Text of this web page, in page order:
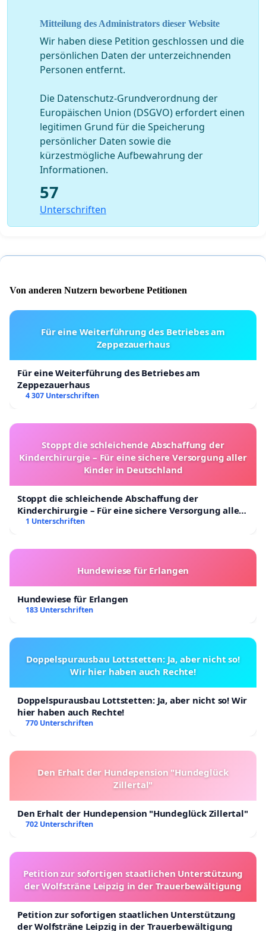
Mitteilung des Administrators dieser Website
Wir haben diese Petition geschlossen und die
persönlichen Daten der unterzeichnenden
Personen entfernt.
Die Datenschutz-Grundverordnung der
Europäischen Union (DSGVO) erfordert einen
legitimen Grund für die Speicherung
persönlicher Daten sowie die
kürzestmögliche Aufbewahrung der
Informationen.
57
Unterschriften
Von anderen Nutzern beworbene Petitionen
Für eine Weiterführung des Betriebes am
Zeppezauerhaus
Für eine Weiterführung des Betriebes am
Zeppezauerhaus
4 307 Unterschriften
Stoppt die schleichende Abschaffung der
Kinderchirurgie – Für eine sichere Versorgung aller
Kinder in Deutschland
Stoppt die schleichende Abschaffung der
Kinderchirurgie – Für eine sichere Versorgung aller
Kinder in Deutschland
1 Unterschriften
Hundewiese für Erlangen
Hundewiese für Erlangen
183 Unterschriften
Doppelspurausbau Lottstetten: Ja, aber nicht so!
Wir hier haben auch Rechte!
Doppelspurausbau Lottstetten: Ja, aber nicht so! Wir
hier haben auch Rechte!
770 Unterschriften
Den Erhalt der Hundepension "Hundeglück
Zillertal"
Den Erhalt der Hundepension "Hundeglück Zillertal"
702 Unterschriften
Petition zur sofortigen staatlichen Unterstützung
der Wolfsträne Leipzig in der Trauerbewältigung
Petition zur sofortigen staatlichen Unterstützung
der Wolfsträne Leipzig in der Trauerbewältigung